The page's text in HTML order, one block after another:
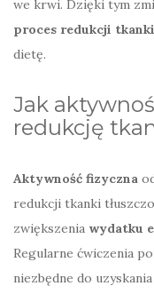
we krwi. Dzięki tym
proces redukcji
dietę.
Jak
redukcję
Aktywność fizyczna
redukcji tkanki
zwiększenia wydatku
Regularne ćwiczenia
niezbędne do uzyskania